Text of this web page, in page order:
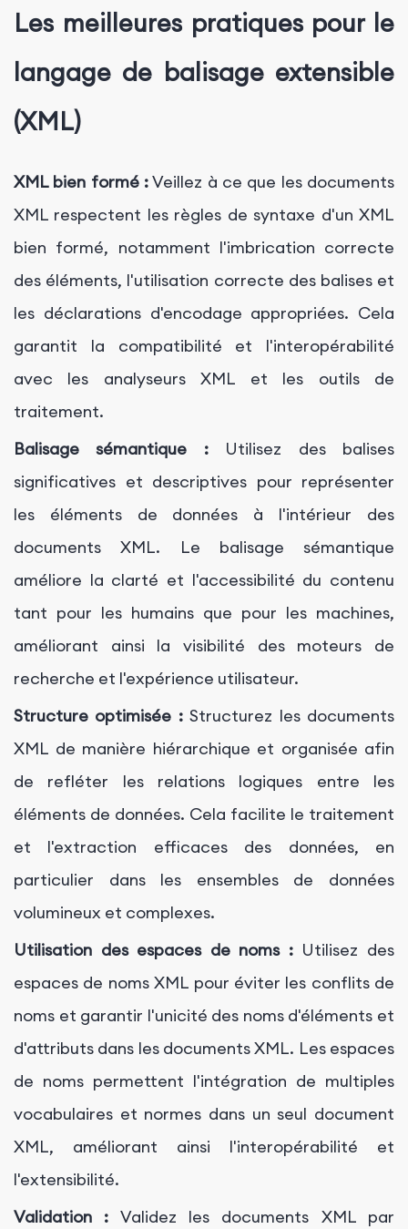
Les meilleures pratiques pour le
langage de balisage extensible
(XML)
XML bien formé :Veillez à ce que les documents
XML respectent les règles de syntaxe d'un XML
bien formé, notamment l'imbrication correcte
des éléments, l'utilisation correcte des balises et
les déclarations d'encodage appropriées. Cela
garantit la compatibilité et l'interopérabilité
avec les analyseurs XML et les outils de
traitement.
Balisage sémantique :Utilisez des balises
significatives et descriptives pour représenter
les éléments de données à l'intérieur des
documents XML. Le balisage sémantique
améliore la clarté et l'accessibilité du contenu
tant pour les humains que pour les machines,
améliorant ainsi la visibilité des moteurs de
recherche et l'expérience utilisateur.
Structure optimisée :Structurez les documents
XML de manière hiérarchique et organisée afin
de refléter les relations logiques entre les
éléments de données. Cela facilite le traitement
et l'extraction efficaces des données, en
particulier dans les ensembles de données
volumineux et complexes.
Utilisation des espaces de noms :Utilisez des
espaces de noms XML pour éviter les conflits de
noms et garantir l'unicité des noms d'éléments et
d'attributs dans les documents XML. Les espaces
de noms permettent l'intégration de multiples
vocabulaires et normes dans un seul document
XML, améliorant ainsi l'interopérabilité et
l'extensibilité.
Validation : Validez les documents XML par